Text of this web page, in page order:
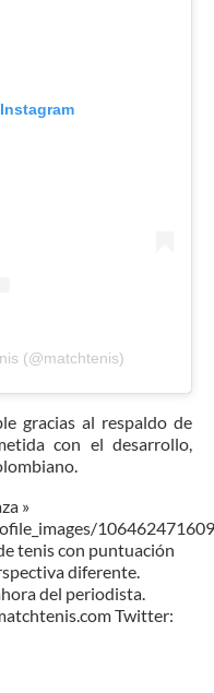
(@matchtenis)
gracias al respaldo de
con el desarrollo,
»
tenis con puntuación
diferente.
del periodista.
Twitter: